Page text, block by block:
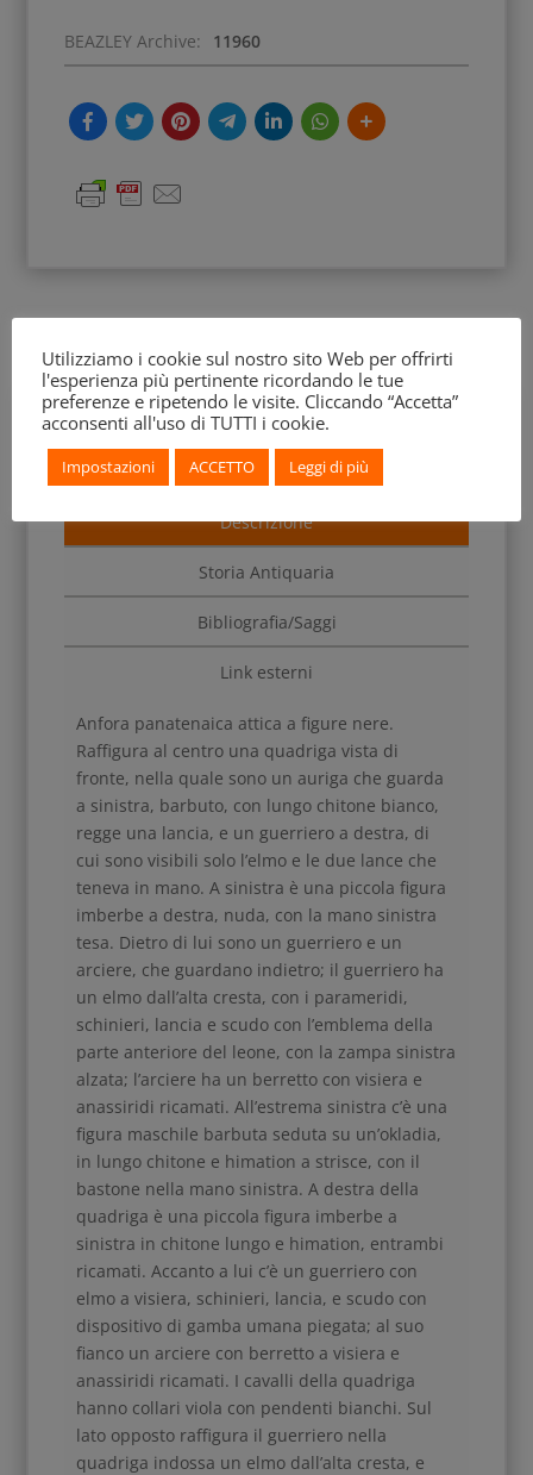
BEAZLEY Archive: 11960
Descrizione
Storia Antiquaria
Bibliografia/Saggi
Link esterni
Anfora panatenaica attica a figure nere.
Raffigura al centro una quadriga vista di
fronte, nella quale sono un auriga che guarda
a sinistra, barbuto, con lungo chitone bianco,
regge una lancia, e un guerriero a destra, di
cui sono visibili solo l’elmo e le due lance che
teneva in mano. A sinistra è una piccola figura
imberbe a destra, nuda, con la mano sinistra
tesa. Dietro di lui sono un guerriero e un
arciere, che guardano indietro; il guerriero ha
un elmo dall’alta cresta, con i parameridi,
schinieri, lancia e scudo con l’emblema della
parte anteriore del leone, con la zampa sinistra
alzata; l’arciere ha un berretto con visiera e
anassiridi ricamati. All’estrema sinistra c’è una
figura maschile barbuta seduta su un’okladia,
in lungo chitone e himation a strisce, con il
bastone nella mano sinistra. A destra della
quadriga è una piccola figura imberbe a
sinistra in chitone lungo e himation, entrambi
ricamati. Accanto a lui c’è un guerriero con
elmo a visiera, schinieri, lancia, e scudo con
dispositivo di gamba umana piegata; al suo
fianco un arciere con berretto a visiera e
anassiridi ricamati. I cavalli della quadriga
hanno collari viola con pendenti bianchi. Sul
lato opposto raffigura il guerriero nella
quadriga indossa un elmo dall’alta cresta, e
Utilizziamo i cookie sul nostro sito Web per offrirti
l'esperienza più pertinente ricordando le tue
preferenze e ripetendo le visite. Cliccando “Accetta”
acconsenti all'uso di TUTTI i cookie.
Impostazioni ACCETTO Leggi di più